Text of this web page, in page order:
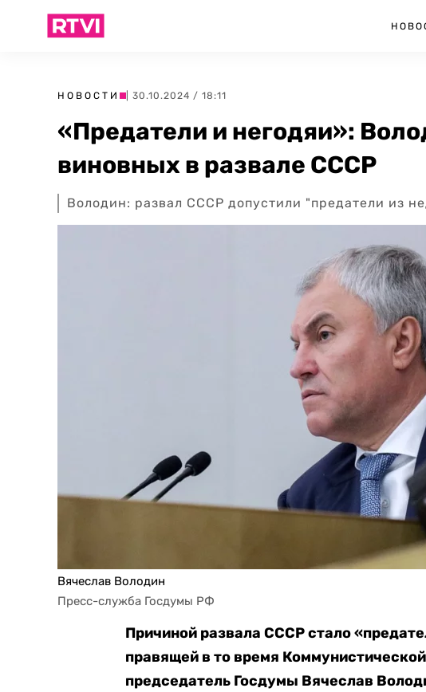
НОВОСТИ | 30.10.2024 / 18:11
«Предатели и негодяи»:
виновных в развале СССР
Володин: развал СССР допустили "предатели из
Вячеслав Володин
Пресс-служба Госдумы РФ
Причиной развала СССР стало
правящей в то время
председатель Госдумы Вячеслав